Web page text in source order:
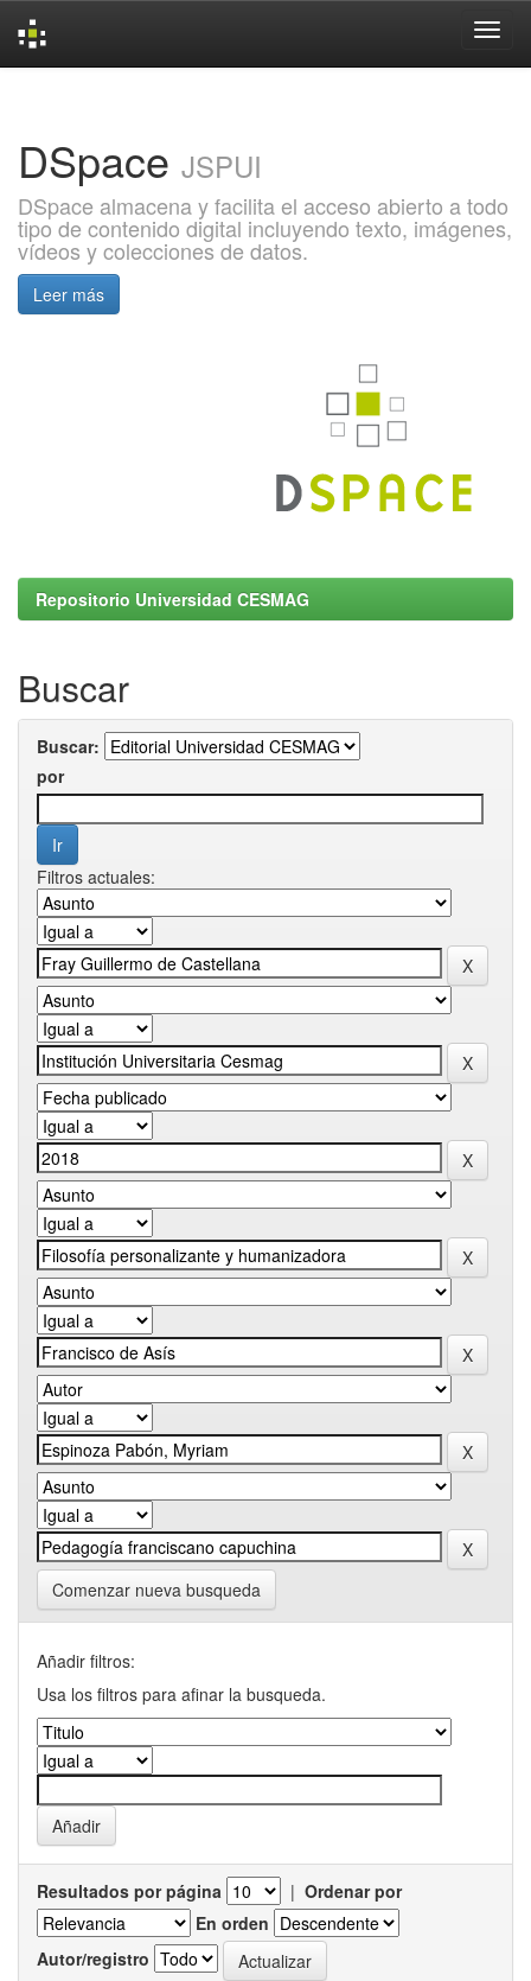
DSpace JSPUI
DSpace almacena y facilita el acceso abierto a todo
tipo de contenido digital incluyendo texto, imágenes,
vídeos y colecciones de datos.
Leer más
Repositorio Universidad CESMAG
Buscar
Buscar:
por
Filtros actuales:
Comenzar nueva busqueda
Añadir filtros:
Usa los filtros para afinar la busqueda.
Resultados por página | Ordenar por
En orden
Autor/registro